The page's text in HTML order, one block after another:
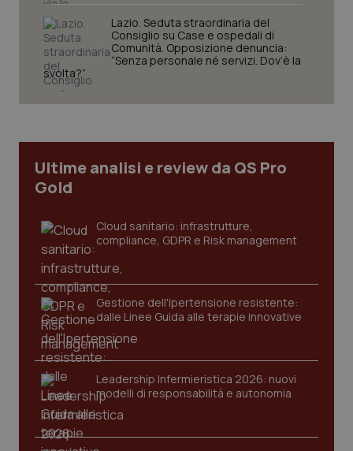
Lazio. Seduta straordinaria del
Consiglio su Case e ospedali di
Comunità. Opposizione denuncia:
“Senza personale né servizi. Dov’è la
svolta?”
Ultime analisi e review da QS Pro
Gold
Cloud sanitario: infrastrutture,
compliance, GDPR e Risk management
Gestione dell'Ipertensione resistente:
dalle Linee Guida alle terapie innovative
Leadership Infermieristica 2026: nuovi
modelli di responsabilità e autonomia
sito web abilitandone funzionalità di base quali la
navigazione sulle pagine e l'accesso alle aree
protette del sito. Il sito web non è in grado di
funzionare correttamente senza questi cookie.
Nome
CookieScriptConsent
CookieScript
www.quotidianosanita.it